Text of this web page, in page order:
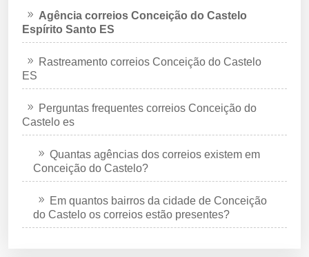
Agência correios Conceição do Castelo
Espírito Santo ES
Rastreamento correios Conceição do Castelo
ES
Perguntas frequentes correios Conceição do
Castelo es
Quantas agências dos correios existem em
Conceição do Castelo?
Em quantos bairros da cidade de Conceição
do Castelo os correios estão presentes?